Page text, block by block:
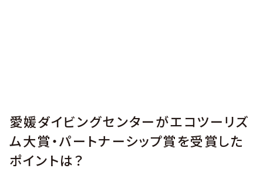
愛媛ダイビングセンターがエコツーリズ
ム大賞・パートナーシップ賞を受賞した
ポイントは？